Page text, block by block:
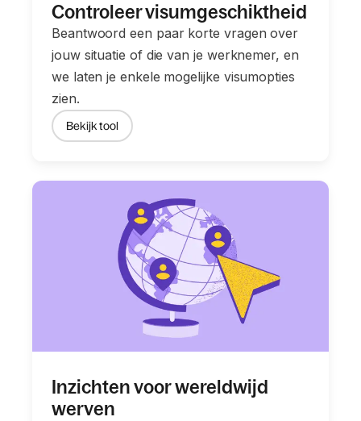
Controleer visumgeschiktheid
Beantwoord een paar korte vragen over
jouw situatie of die van je werknemer, en
we laten je enkele mogelijke visumopties
zien.
Bekijk tool
Inzichten voor wereldwijd
werven